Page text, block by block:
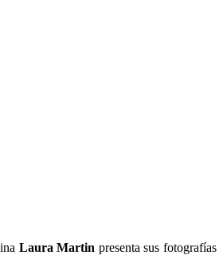
Laura Martin presenta sus fotografías